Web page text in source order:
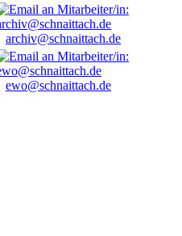
archiv@schnaittach.de
ewo@schnaittach.de